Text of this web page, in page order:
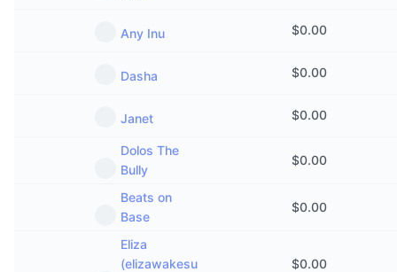
Any Inu $0.00
Dasha $0.00
Janet $0.00
Dolos The
Bully
$0.00
Beats on
Base
$0.00
Eliza
(elizawakesu
$0.00